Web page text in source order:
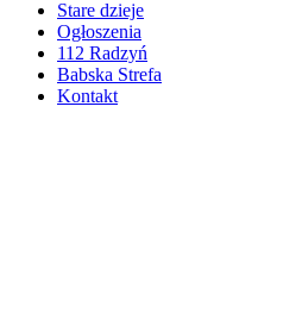
Stare dzieje
Ogłoszenia
112 Radzyń
Babska Strefa
Kontakt